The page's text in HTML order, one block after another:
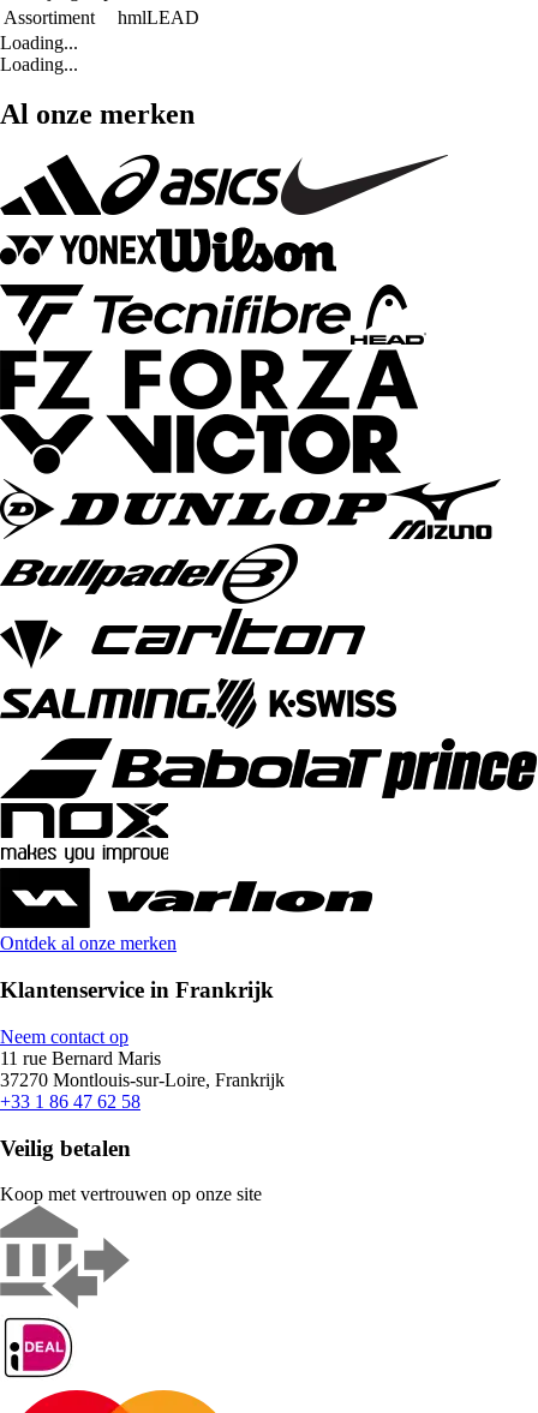
Assortiment
hmlLEAD
Loading...
Loading...
Al onze merken
Ontdek al onze merken
Klantenservice in Frankrijk
Neem contact op
11 rue Bernard Maris
37270 Montlouis-sur-Loire, Frankrijk
+33 1 86 47 62 58
Veilig betalen
Koop met vertrouwen op onze site